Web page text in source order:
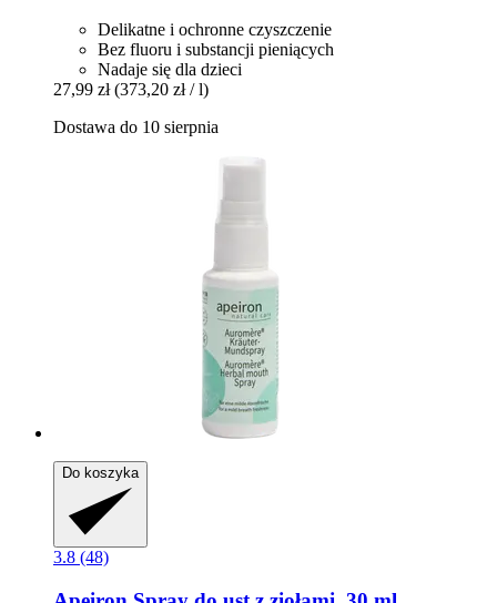
Delikatne i ochronne czyszczenie
Bez fluoru i substancji pieniących
Nadaje się dla dzieci
27,99 zł (373,20 zł / l)
Dostawa do 10 sierpnia
Do koszyka
3.8 (48)